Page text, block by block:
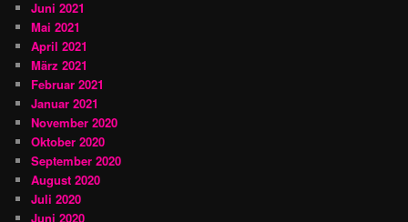
Juni 2021
Mai 2021
April 2021
März 2021
Februar 2021
Januar 2021
November 2020
Oktober 2020
September 2020
August 2020
Juli 2020
Juni 2020